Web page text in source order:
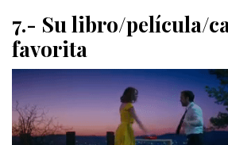
7.- Su libro/película/
favorita